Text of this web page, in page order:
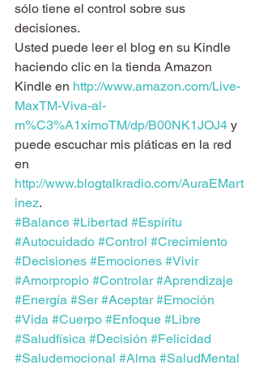
sólo tiene el control sobre sus
decisiones.
Usted puede leer el blog en su Kindle
haciendo clic en la tienda Amazon
Kindle en http://www.amazon.com/Live-
MaxTM-Viva-al-
m%C3%A1ximoTM/dp/B00NK1JOJ4 y
puede escuchar mis pláticas en la red
en
http://www.blogtalkradio.com/AuraEMart
inez.
#Balance #Libertad #Espíritu
#Autocuidado #Control #Crecimiento
#Decisiones #Emociones #Vivir
#Amorpropio #Controlar #Aprendizaje
#Energía #Ser #Aceptar #Emoción
#Vida #Cuerpo #Enfoque #Libre
#Saludfísica #Decisión #Felicidad
#Saludemocional #Alma #SaludMental